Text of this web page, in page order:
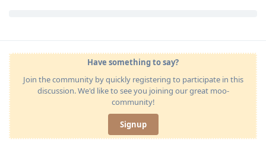
Have something to say?
Join the community by quickly registering to participate in this
discussion. We'd like to see you joining our great moo-
community!
Signup